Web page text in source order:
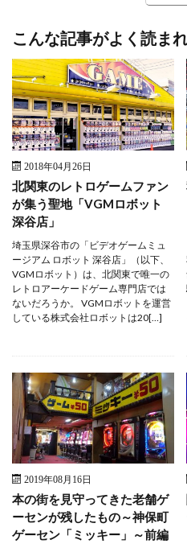
こんな記事がよく読ま
2018年04月26日
北関東のレトロゲームファン
が集う聖地「VGMロボット
深谷店」
埼玉県深谷市の「ビデオゲームミュ
ージアム ロボット 深谷店」（以下、
VGMロボット）は、北関東で唯一の
レトロアーケードゲーム専門店では
ないだろうか。 VGMロボットを運営
している株式会社ロボットは20[…]
2019年08月16日
本の街を見守ってきた老舗ゲ
ーセンが残したもの～神保町
ゲーセン「ミッキー」～前編